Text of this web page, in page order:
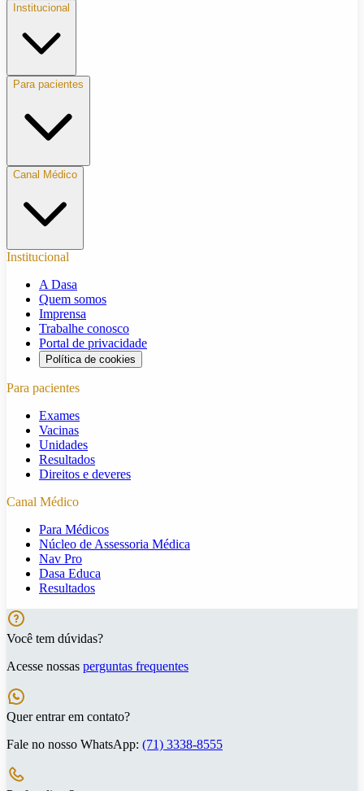
Institucional
Para pacientes
Canal Médico
Institucional
A Dasa
Quem somos
Imprensa
Trabalhe conosco
Portal de privacidade
Política de cookies
Para pacientes
Exames
Vacinas
Unidades
Resultados
Direitos e deveres
Canal Médico
Para Médicos
Núcleo de Assessoria Médica
Nav Pro
Dasa Educa
Resultados
Você tem dúvidas?
Acesse nossas perguntas frequentes
Quer entrar em contato?
Fale no nosso WhatsApp: (71) 3338-8555